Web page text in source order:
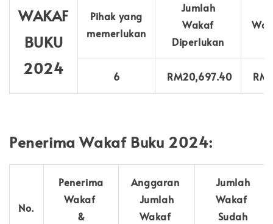
WAKAF
BUKU
2024
Pihak yang
memerlukan
Jumlah
Wakaf
Diperlukan
6 RM20,697.40
Penerima Wakaf Buku 2024:
No.
Penerima
Wakaf
&
Anggaran
Jumlah
Wakaf
Jumlah
Wakaf
Sudah